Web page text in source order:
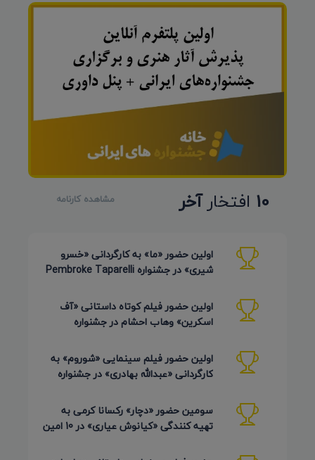
10 افتخارآخر مشاهده کارنامه
اولین حضور «ما» به کارگردانی «خسرو
شیری» در جشنواره Pembroke Taparelli
اولین حضور فیلم کوتاه داستانی «آف
اسکرین» وهاب احشام در جشنواره
اولین حضور فیلم سینمایی «شوروم» به
کارگردانی «عبدالله بهادری» در جشنواره
سومین حضور «دچار» رکسانا کرمی به
تهیه کنندگی «کیانوش عیاری» در 10 امین